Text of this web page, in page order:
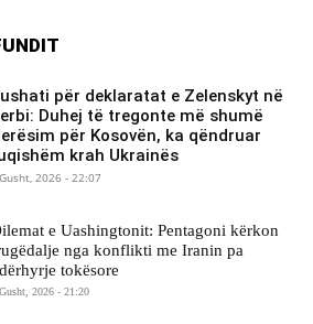
për deklaratat e Zelenskyt në
Duhej të tregonte më shumë
për Kosovën, ka qëndruar
krah Ukrainës
2026 - 22:07
e Uashingtonit: Pentagoni kërkon
nga konflikti me Iranin pa
tokësore
2026 - 21:20